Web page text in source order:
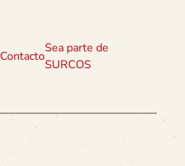
Contacto
Sea parte de
SURCOS